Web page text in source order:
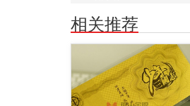
相关推荐